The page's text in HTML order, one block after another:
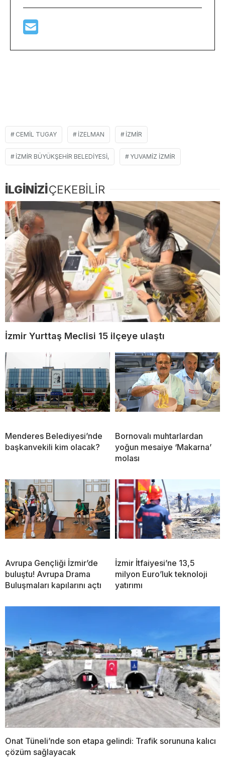
CEMIL TUGAY IZELMAN İZMIR
İZMIR BÜYÜKŞEHIR BELEDIYESI, YUVAMIZ IZMIR
İLGİNİZİÇEKEBİLİR
İzmir Yurttaş Meclisi 15 ilçeye ulaştı
Menderes Belediyesi’nde
başkanvekili kim olacak?
Bornovalı muhtarlardan
yoğun mesaiye ‘Makarna’
molası
Avrupa Gençliği İzmir’de
buluştu! Avrupa Drama
Buluşmaları kapılarını açtı
İzmir İtfaiyesi’ne 13,5
milyon Euro’luk teknoloji
yatırımı
Onat Tüneli’nde son etapa gelindi: Trafik sorununa kalıcı
çözüm sağlayacak